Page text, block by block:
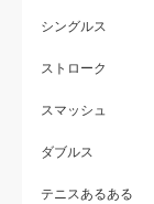
シングルス
ストローク
スマッシュ
ダブルス
テニスあるある